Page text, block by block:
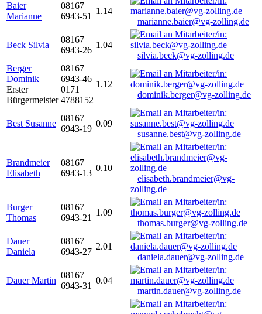
Baier
Marianne
08167
6943-51
1.14
marianne.baier@vg-zolling.de
Beck Silvia
08167
6943-26
1.04
silvia.beck@vg-zolling.de
Berger
Dominik
Erster
Bürgermeister
08167
6943-46
0171
4788152
1.12
dominik.berger@vg-zolling.de
Best Susanne
08167
6943-19
0.09
susanne.best@vg-zolling.de
Brandmeier
Elisabeth
08167
6943-13
0.10
elisabeth.brandmeier@vg-
zolling.de
Burger
Thomas
08167
6943-21
1.09
thomas.burger@vg-zolling.de
Dauer
Daniela
08167
6943-27
2.01
daniela.dauer@vg-zolling.de
Dauer Martin
08167
6943-31
0.04
martin.dauer@vg-zolling.de